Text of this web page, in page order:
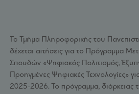
Το Τμήμα Πληροφορικής του
δέχεται αιτήσεις για το Πρόγραμμα
Σπουδών «Ψηφιακός Πολιτισμός,
Προηγμένες Ψηφιακές Τεχνολογίες»
2025-2026. Το πρόγραμμα, διάρκειας